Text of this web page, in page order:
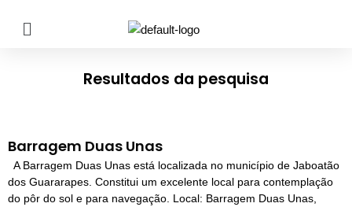
Resultados da pesquisa
Barragem Duas Unas
A Barragem Duas Unas está localizada no município de Jaboatão
dos Guararapes. Constitui um excelente local para contemplação
do pôr do sol e para navegação. Local: Barragem Duas Unas,